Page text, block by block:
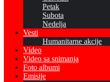
Petak
Subota
Nedelja
Vesti
Humanitarne akcije
Video
Video sa snimanja
Foto albumi
Emisije